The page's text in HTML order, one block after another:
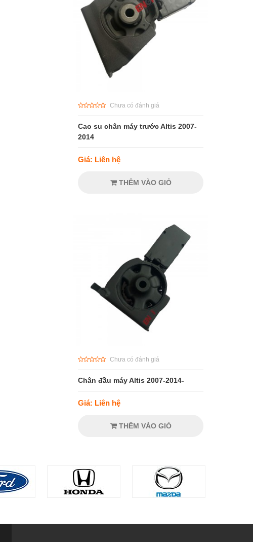
Chưa có đánh giá
Cao su chân máy trước Altis 2007-
2014
Giá: Liên hệ
THÊM VÀO GIỎ
Chưa có đánh giá
Chân đầu máy Altis 2007-2014-
Giá: Liên hệ
THÊM VÀO GIỎ